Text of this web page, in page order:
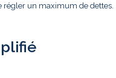
régler un maximum de dettes.